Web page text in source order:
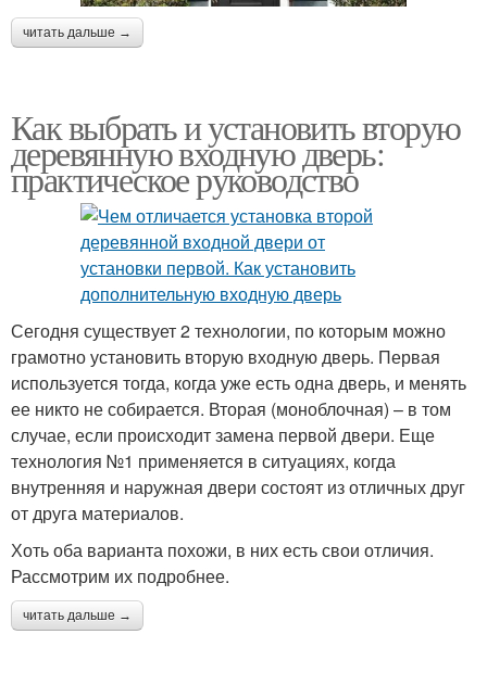
читать дальше →
Как выбрать и установить вторую
деревянную входную дверь:
практическое руководство
Сегодня существует 2 технологии, по которым можно
грамотно установить вторую входную дверь. Первая
используется тогда, когда уже есть одна дверь, и менять
ее никто не собирается. Вторая (моноблочная) – в том
случае, если происходит замена первой двери. Еще
технология №1 применяется в ситуациях, когда
внутренняя и наружная двери состоят из отличных друг
от друга материалов.
Хоть оба варианта похожи, в них есть свои отличия.
Рассмотрим их подробнее.
читать дальше →